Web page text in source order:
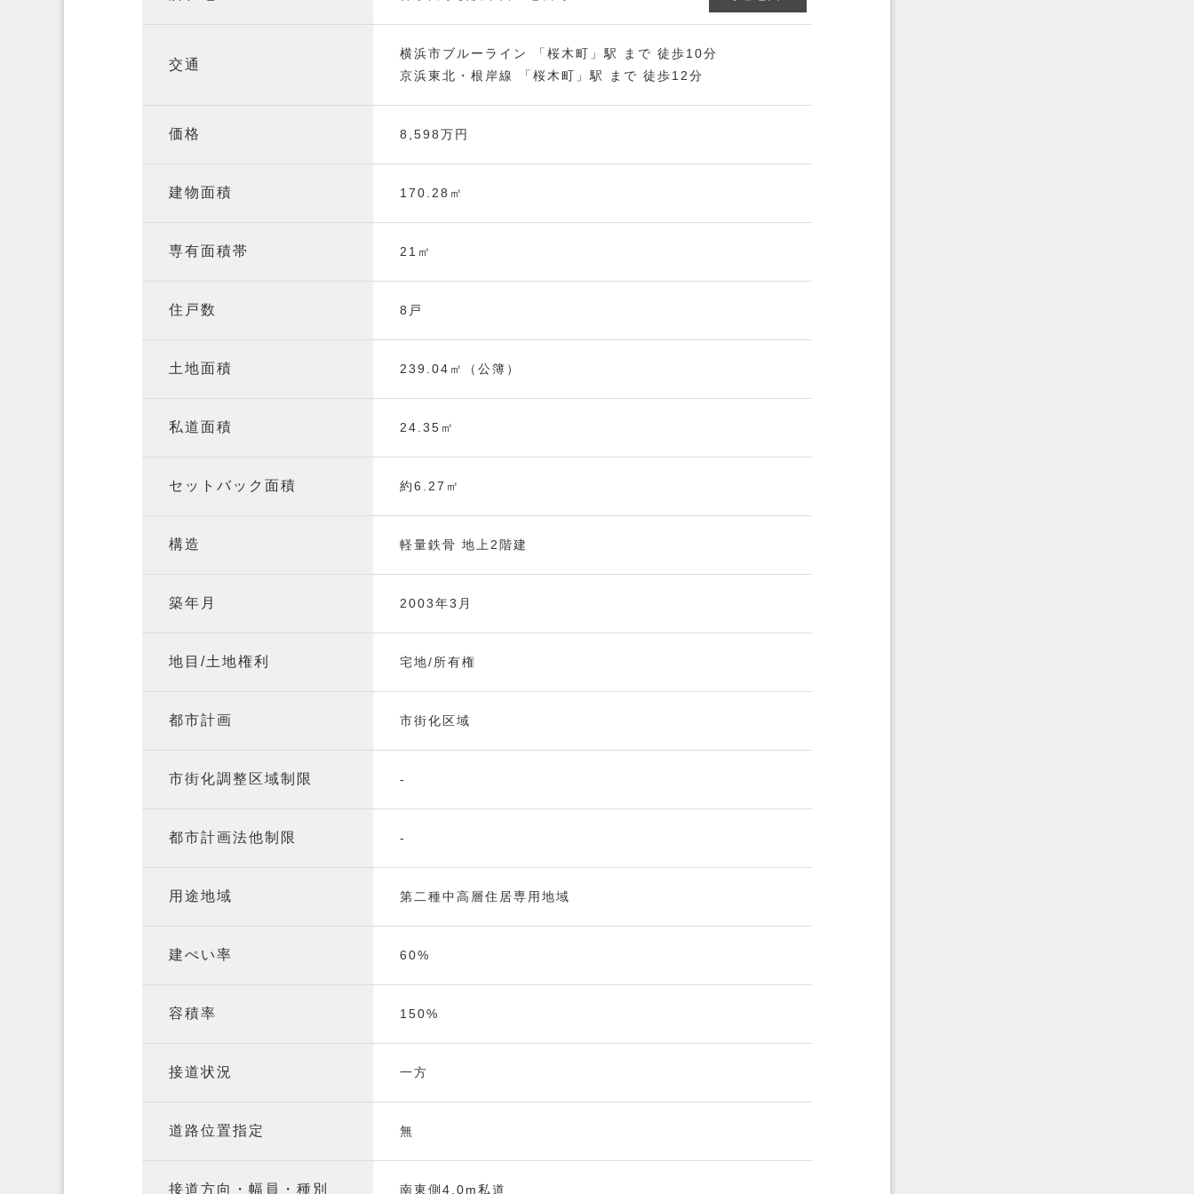
交通
横浜市ブルーライン 「桜木町」駅 まで 徒歩10分
京浜東北・根岸線
「桜木町」駅 まで 徒歩12分
価格 8,598万円
建物面積 170.28㎡
専有面積帯 21㎡
住戸数 8戸
土地面積 239.04㎡（公簿）
私道面積 24.35㎡
セットバック面積 約6.27㎡
構造 軽量鉄骨 地上2階建
築年月 2003年3月
地目/土地権利 宅地/所有権
都市計画 市街化区域
市街化調整区域制限 -
都市計画法他制限 -
用途地域 第二種中高層住居専用地域
建ぺい率 60%
容積率 150%
接道状況 一方
道路位置指定 無
接道方向・幅員・種別 南東側4.0m私道